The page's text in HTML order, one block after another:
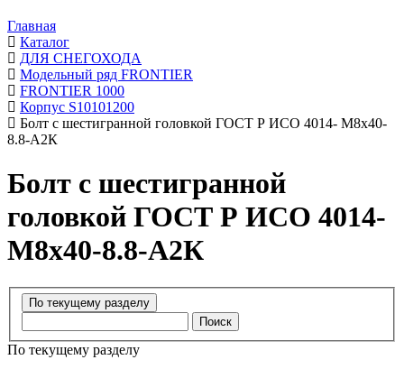
Главная
Каталог
ДЛЯ СНЕГОХОДА
Модельный ряд FRONTIER
FRONTIER 1000
Корпус S10101200
Болт с шестигранной головкой ГОСТ Р ИСО 4014- M8х40-
8.8-А2К
Болт с шестигранной
головкой ГОСТ Р ИСО 4014-
M8х40-8.8-А2К
Поиск
По текущему разделу